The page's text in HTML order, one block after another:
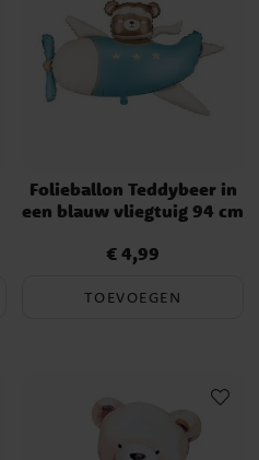
Folieballon Teddybeer in
een blauw vliegtuig 94 cm
Prijs :€ 4,99
€ 4,99
TOEVOEGEN